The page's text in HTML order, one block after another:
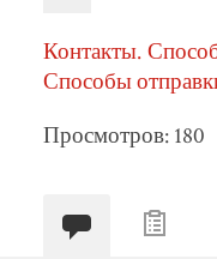
Контакты.
Способы
Просмотров: 180